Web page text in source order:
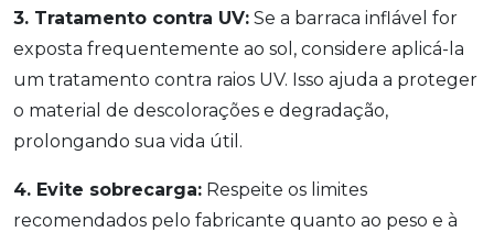
3. Tratamento contra UV: Se a barraca inflável for
exposta frequentemente ao sol, considere aplicá-la
um tratamento contra raios UV. Isso ajuda a proteger
o material de descolorações e degradação,
prolongando sua vida útil.
4. Evite sobrecarga: Respeite os limites
recomendados pelo fabricante quanto ao peso e à